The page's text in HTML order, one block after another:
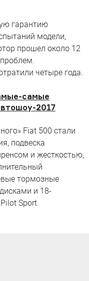
гарантию
модели,
прошел около 12
четыре года.
самые
2017
Fiat 500 стали
подвеска
и жесткостью,
тормозные
и 18-
Sport